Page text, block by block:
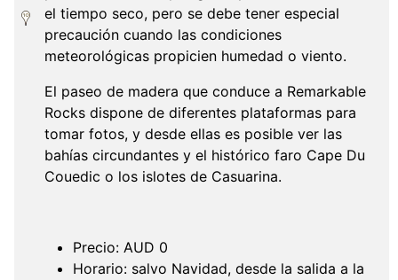
el tiempo seco, pero se debe tener especial
precaución cuando las condiciones
meteorológicas propicien humedad o viento.
El paseo de madera que conduce a Remarkable
Rocks dispone de diferentes plataformas para
tomar fotos, y desde ellas es posible ver las
bahías circundantes y el histórico faro Cape Du
Couedic o los islotes de Casuarina.
Precio: AUD 0
Horario: salvo Navidad, desde la salida a la